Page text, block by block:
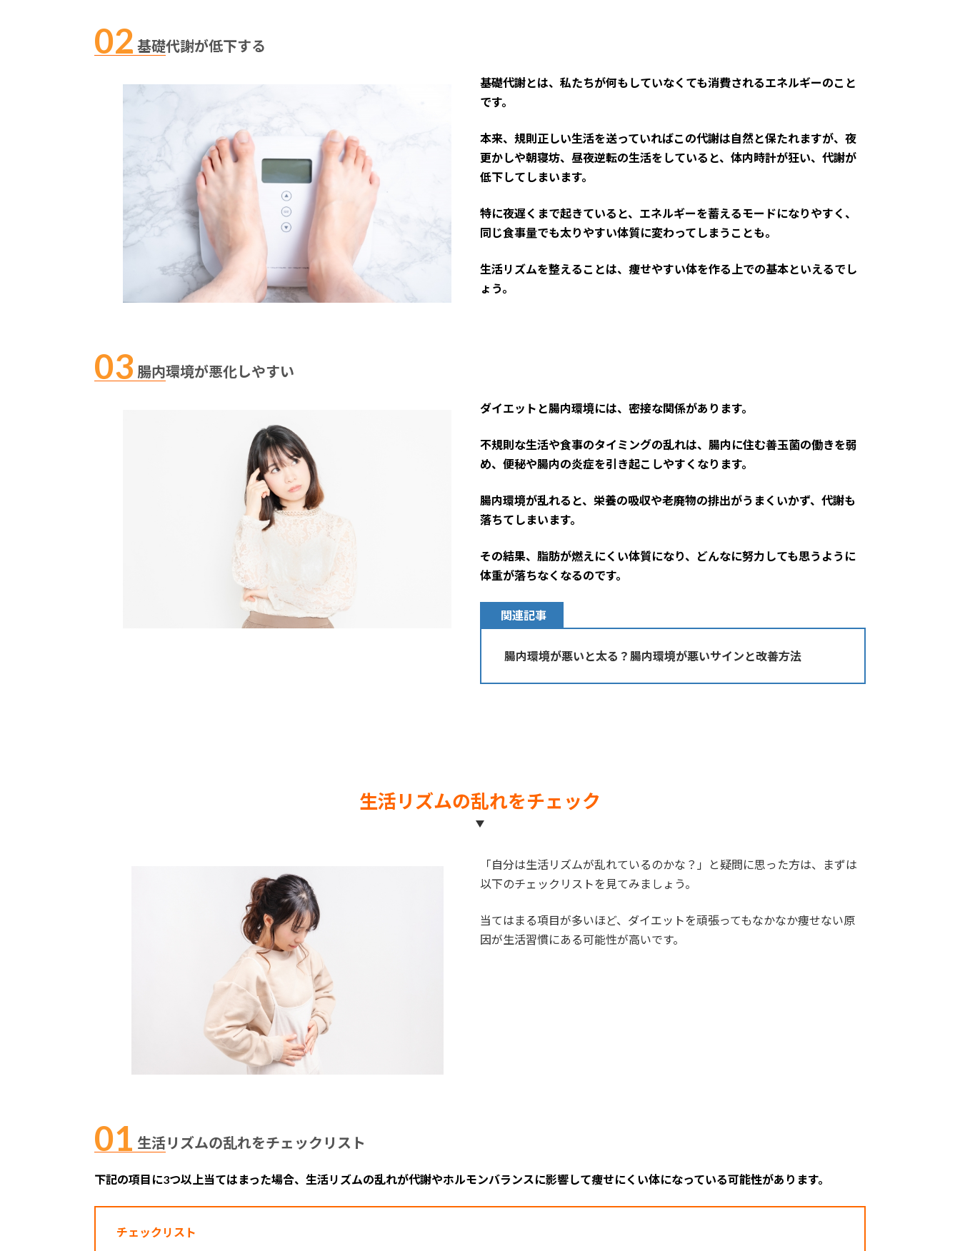
基礎代謝が低下する
基礎代謝とは、私たちが何もしていなくても消費されるエネルギーのこと
です。
本来、規則正しい生活を送っていればこの代謝は自然と保たれますが、夜
更かしや朝寝坊、昼夜逆転の生活をしていると、体内時計が狂い、代謝が
低下してしまいます。
特に夜遅くまで起きていると、エネルギーを蓄えるモードになりやすく、
同じ食事量でも太りやすい体質に変わってしまうことも。
生活リズムを整えることは、痩せやすい体を作る上での基本といえるでし
ょう。
腸内環境が悪化しやすい
ダイエットと腸内環境には、密接な関係があります。
不規則な生活や食事のタイミングの乱れは、腸内に住む善玉菌の働きを弱
め、便秘や腸内の炎症を引き起こしやすくなります。
腸内環境が乱れると、栄養の吸収や老廃物の排出がうまくいかず、代謝も
落ちてしまいます。
その結果、脂肪が燃えにくい体質になり、どんなに努力しても思うように
体重が落ちなくなるのです。
関連記事
腸内環境が悪いと太る？腸内環境が悪いサインと改善方法
生活リズムの乱れをチェック
「自分は生活リズムが乱れているのかな？」と疑問に思った方は、まずは
以下のチェックリストを見てみましょう。
当てはまる項目が多いほど、ダイエットを頑張ってもなかなか痩せない原
因が生活習慣にある可能性が高いです。
生活リズムの乱れをチェックリスト
下記の項目に3つ以上当てはまった場合、生活リズムの乱れが代謝やホルモンバランスに影響して痩せにくい体になっている可能性があります。
チェックリスト